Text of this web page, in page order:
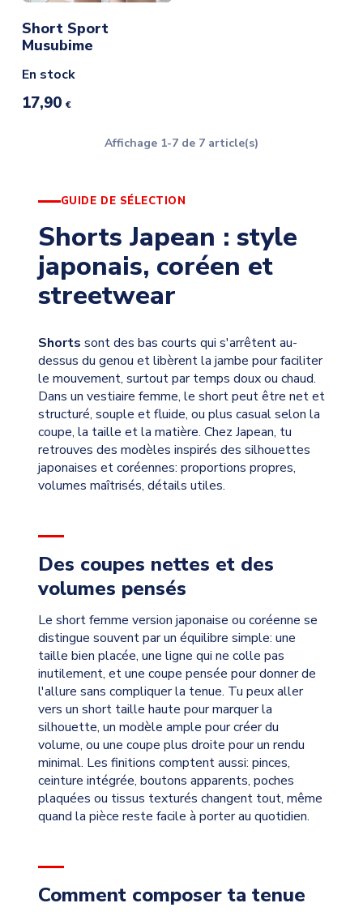
Short Sport
Musubime
En stock
17,90 €
Affichage 1-7 de 7 article(s)
GUIDE DE SÉLECTION
Shorts Japean : style
japonais, coréen et
streetwear
Shorts sont des bas courts qui s'arrêtent au-
dessus du genou et libèrent la jambe pour faciliter
le mouvement, surtout par temps doux ou chaud.
Dans un vestiaire femme, le short peut être net et
structuré, souple et fluide, ou plus casual selon la
coupe, la taille et la matière. Chez Japean, tu
retrouves des modèles inspirés des silhouettes
japonaises et coréennes: proportions propres,
volumes maîtrisés, détails utiles.
Des coupes nettes et des
volumes pensés
Le short femme version japonaise ou coréenne se
distingue souvent par un équilibre simple: une
taille bien placée, une ligne qui ne colle pas
inutilement, et une coupe pensée pour donner de
l'allure sans compliquer la tenue. Tu peux aller
vers un short taille haute pour marquer la
silhouette, un modèle ample pour créer du
volume, ou une coupe plus droite pour un rendu
minimal. Les finitions comptent aussi: pinces,
ceinture intégrée, boutons apparents, poches
plaquées ou tissus texturés changent tout, même
quand la pièce reste facile à porter au quotidien.
Comment composer ta tenue